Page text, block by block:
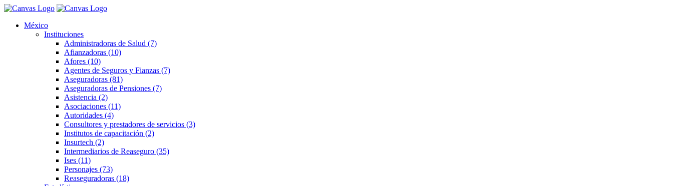
México
Instituciones
Administradoras de Salud (7)
Afianzadoras (10)
Afores (10)
Agentes de Seguros y Fianzas (7)
Aseguradoras (81)
Aseguradoras de Pensiones (7)
Asistencia (2)
Asociaciones (11)
Autoridades (4)
Consultores y prestadores de servicios (3)
Institutos de capacitación (2)
Insurtech (2)
Intermediarios de Reaseguro (35)
Ises (11)
Personajes (73)
Reaseguradoras (18)